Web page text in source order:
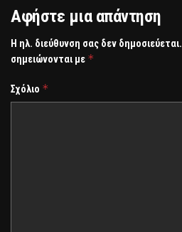
Αφήστε μια απάντηση
Η ηλ. διεύθυνση σας δεν δημοσιεύεται.
σημειώνονται με *
Σχόλιο *